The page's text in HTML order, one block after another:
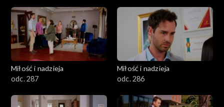
Miłość i nadzieja
odc. 287
Miłość i nadzieja
odc. 286